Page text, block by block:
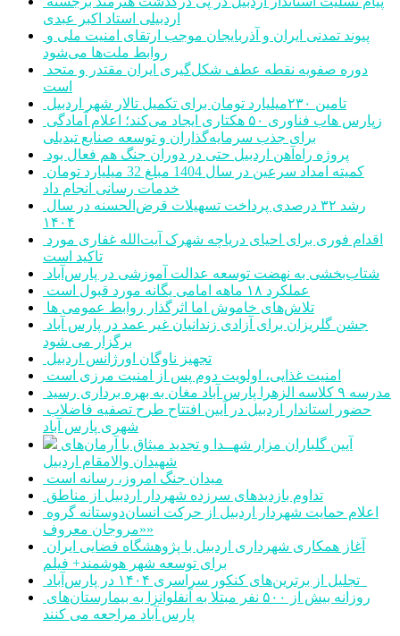
اردبیلی استاد اکبر عبدی
روابط ملت‌ها می‌شود
است
تامین ۲۳۰میلیارد تومان برای تکمیل تالار شهر اردبیل
برای جذب سرمایه‌گذاران و توسعه صنایع تبدیلی
پروژه راه‌آهن اردبیل حتی در دوران جنگ هم فعال بود
خدمات رسانی انجام داد
۱۴۰۴
تاکید است
شتاب‌بخشی به نهضت توسعه عدالت آموزشی در پارس‌آباد
عملکرد ۱۸ ماهه امامی یگانه مورد قبول است
تلاش‌های خاموش اما اثرگذار روابط عمومی ها
برگزار می شود
تجهیز ناوگان اورژانس اردبیل
امنیت غذایی، اولویت دوم پس از امنیت مرزی است
مدرسه ۹ کلاسه الزهرا پارس آباد مغان به بهره برداری رسید
شهری پارس آباد
شهیدان والامقام اردبیل
میدان جنگ امروز، رسانه است
تداوم بازدیدهای سرزده شهردار اردبیل از مناطق
«مروجان معروف»
برای توسعه شهر هوشمند+ فیلم
پارس آباد مراجعه می کنند